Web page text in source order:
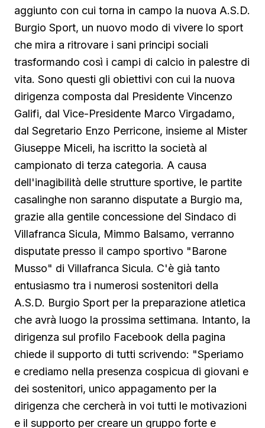
aggiunto con cui torna in campo la nuova A.S.D.
Burgio Sport, un nuovo modo di vivere lo sport
che mira a ritrovare i sani principi sociali
trasformando così i campi di calcio in palestre di
vita. Sono questi gli obiettivi con cui la nuova
dirigenza composta dal Presidente Vincenzo
Galifi, dal Vice-Presidente Marco Virgadamo,
dal Segretario Enzo Perricone, insieme al Mister
Giuseppe Miceli, ha iscritto la società al
campionato di terza categoria. A causa
dell'inagibilità delle strutture sportive, le partite
casalinghe non saranno disputate a Burgio ma,
grazie alla gentile concessione del Sindaco di
Villafranca Sicula, Mimmo Balsamo, verranno
disputate presso il campo sportivo "Barone
Musso" di Villafranca Sicula. C'è già tanto
entusiasmo tra i numerosi sostenitori della
A.S.D. Burgio Sport per la preparazione atletica
che avrà luogo la prossima settimana. Intanto, la
dirigenza sul profilo Facebook della pagina
chiede il supporto di tutti scrivendo: "Speriamo
e crediamo nella presenza cospicua di giovani e
dei sostenitori, unico appagamento per la
dirigenza che cercherà in voi tutti le motivazioni
e il supporto per creare un gruppo forte e